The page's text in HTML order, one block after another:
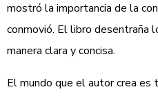
mostró la importancia de la
conmovió. El libro desentraña
manera clara y concisa.
El mundo que el autor crea es